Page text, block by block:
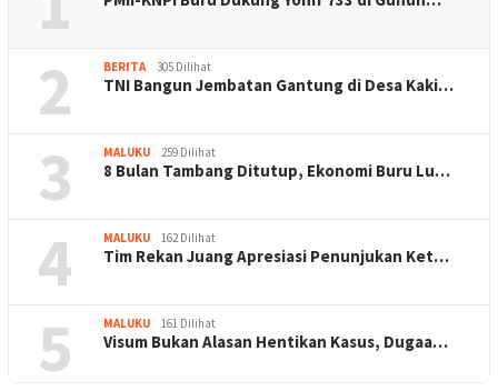
2 BERITA 305 Dilihat
TNI Bangun Jembatan Gantung di Desa Kaki…
3 MALUKU 259 Dilihat
8 Bulan Tambang Ditutup, Ekonomi Buru Lu…
4 MALUKU 162 Dilihat
Tim Rekan Juang Apresiasi Penunjukan Ket…
5 MALUKU 161 Dilihat
Visum Bukan Alasan Hentikan Kasus, Dugaa…